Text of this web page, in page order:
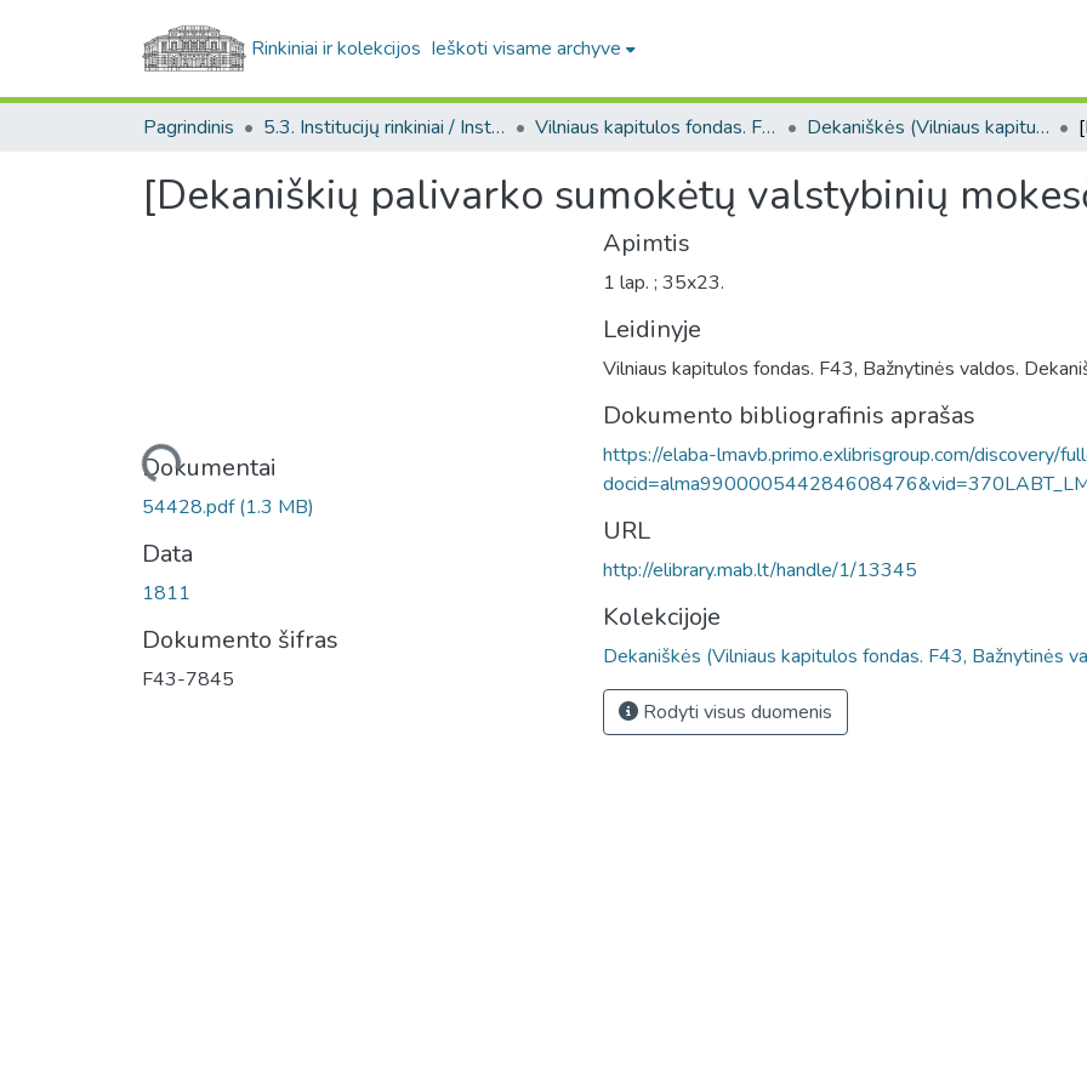
Rinkiniai ir kolekcijos Ieškoti visame archyve
Pagrindinis 5.3. Institucijų rinkiniai / Institutional collections Vilniaus kapitulos fondas. F43 Dekaniškės (Vilniaus kapitulos fondas. F43, Bažnytinės valdos)
[Dekaniškių palivarko sumokėtų valstybinių
Įkeliama...
Dokumentai
54428.pdf(1.3 MB)
Data
1811
Dokumento šifras
F43-7845
Apimtis
1 lap. ; 35x23.
Leidinyje
Vilniaus kapitulos fondas. F43, Bažnytinės valdos.
Dokumento bibliografinis aprašas
https://elaba-lmavb.primo.exlibrisgroup.com/discovery/
URL
http://elibrary.mab.lt/handle/1/13345
Kolekcijoje
Dekaniškės (Vilniaus kapitulos fondas. F43, Bažnytinės
Rodyti visus duomenis